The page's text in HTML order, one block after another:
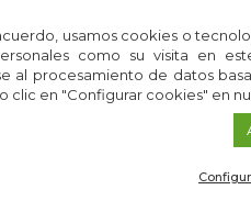
Experimental de laUGR
usamos cookies o
como su visita en
al procesamiento de datos
clic en "Configurar cookies" en